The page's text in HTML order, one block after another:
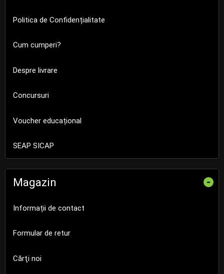
Politica de Confidențialitate
Cum cumperi?
Despre livrare
Concursuri
Voucher educațional
SEAP SICAP
Magazin -
Informații de contact
Formular de retur
Cărţi noi